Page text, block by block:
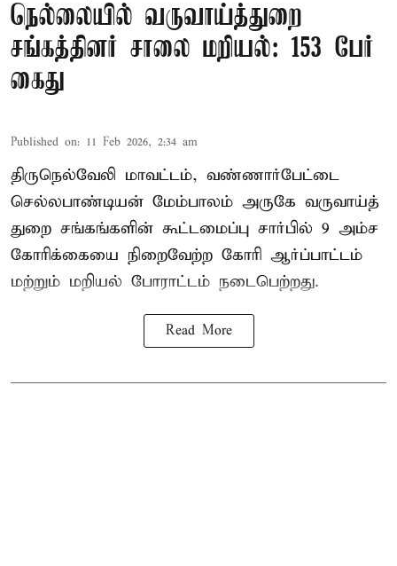
நெல்லையில் வருவாய்த்துறை
சங்கத்தினர் சாலை மறியல்: 153 பேர்
கைது
Published on: 11 Feb 2026, 2:34 am
திருநெல்வேலி மாவட்டம், வண்ணார்பேட்டை
செல்லபாண்டியன் மேம்பாலம் அருகே வருவாய்த்
துறை சங்கங்களின் கூட்டமைப்பு சார்பில் 9 அம்ச
கோரிக்கையை நிறைவேற்ற கோரி ஆர்ப்பாட்டம்
மற்றும் மறியல் போராட்டம் நடைபெற்றது.
Read More